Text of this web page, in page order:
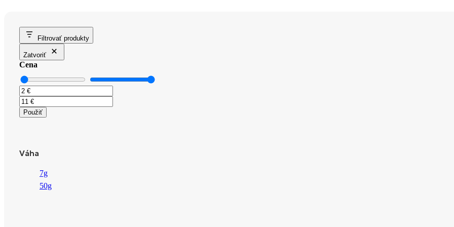
Filtrovať produkty
Zatvoriť
Cena
Použiť
Váha
7g
50g